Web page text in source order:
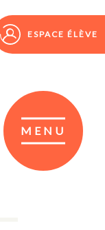
ESPACE ÉLÈVE
MENU
ESPACE ÉLÈVE